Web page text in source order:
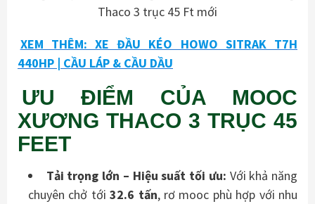
Thaco 3 trục 45 Ft mới
XEM THÊM: XE ĐẦU KÉO HOWO SITRAK T7H
440HP | CẦU LÁP & CẦU DẦU
ƯU ĐIỂM CỦA MOOC
XƯƠNG THACO 3 TRỤC 45
FEET
Tải trọng lớn – Hiệu suất tối ưu: Với khả năng
chuyên chở tới32.6 tấn, rơ mooc phù hợp với nhu